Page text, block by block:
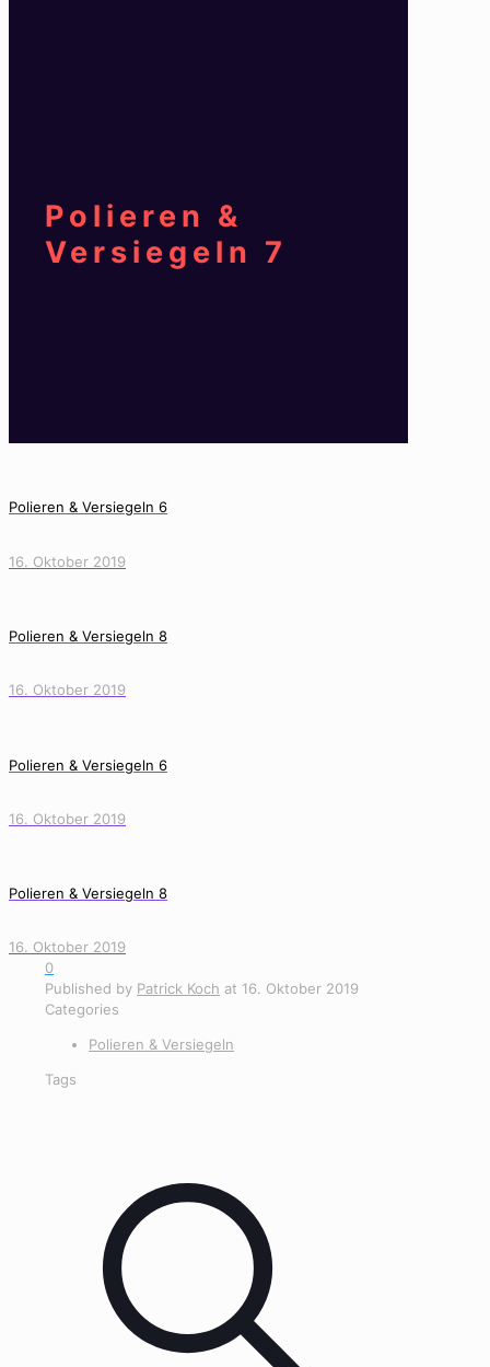
Polieren &
Versiegeln 7
Polieren & Versiegeln 6
16. Oktober 2019
Polieren & Versiegeln 8
16. Oktober 2019
Polieren & Versiegeln 6
16. Oktober 2019
Polieren & Versiegeln 8
16. Oktober 2019
0
Published by Patrick Koch at 16. Oktober 2019
Categories
Polieren & Versiegeln
Tags